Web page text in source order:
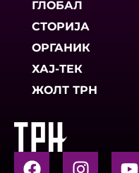
ГЛОБАЛ
СТОРИЈА
ОРГАНИК
ХАЈ-ТЕК
ЖОЛТ ТРН